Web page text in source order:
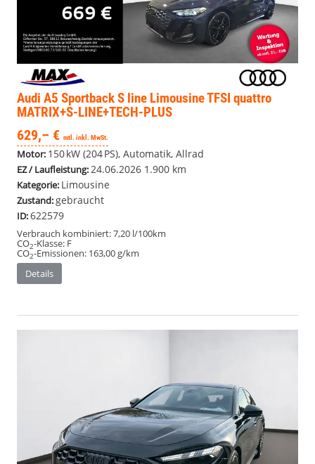
Audi A5 SportbackS line Limousine TFSI quattro
MATRIX+S-LINE+TECH-PLUS
629,– € mtl. inkl. MwSt.
Motor: 150 kW (204 PS), Automatik, Allrad
EZ / Laufleistung:24.06.2026 1.900 km
Kategorie: Limousine
Zustand:gebraucht
ID:622579
Verbrauch kombiniert:7,20 l/100km
CO2-Klasse: F
CO2-Emissionen: 163,00 g/km
Details